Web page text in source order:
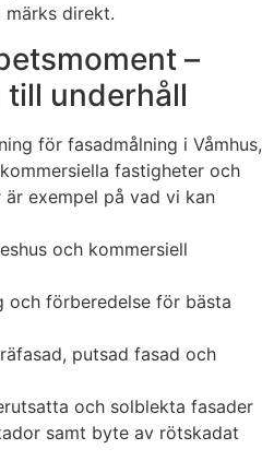
direkt.
–
underhåll
för fasadmålning i Våmhus,
fastigheter och
exempel på vad vi kan
och kommersiell
och förberedelse för bästa
putsad fasad och
och solblekta fasader
samt byte av rötskadat